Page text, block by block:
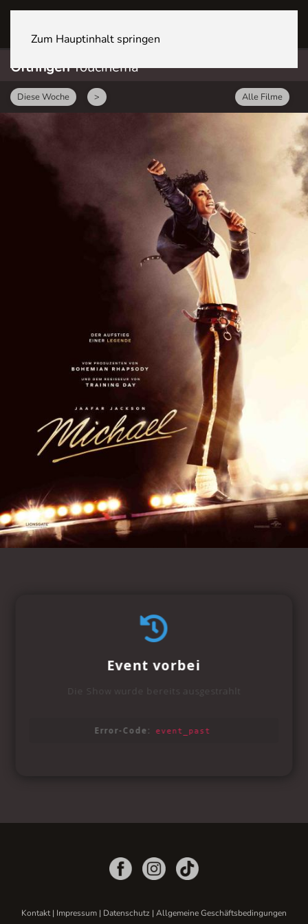
Zum Hauptinhalt springen
OftringenYoucinema
Diese Woche > Alle Filme
Kontakt| Impressum | Datenschutz | Allgemeine Geschäftsbedingungen